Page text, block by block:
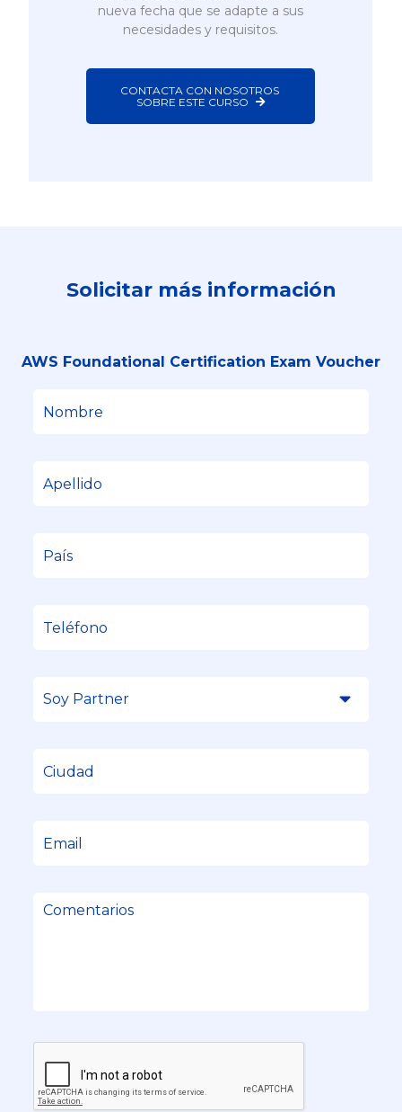
nueva fecha que se adapte a sus
necesidades y requisitos.
CONTACTA CON NOSOTROS
SOBRE ESTE CURSO
Solicitar más información
AWS Foundational Certification Exam Voucher